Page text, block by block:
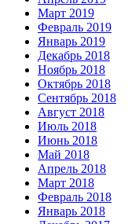
Март 2019
Февраль 2019
Январь 2019
Декабрь 2018
Ноябрь 2018
Октябрь 2018
Сентябрь 2018
Август 2018
Июль 2018
Июнь 2018
Май 2018
Апрель 2018
Март 2018
Февраль 2018
Январь 2018